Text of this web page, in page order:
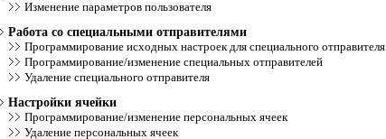
Изменение параметров пользователя
Работа со специальными отправителями
Программирование исходных настроек для специального отправителя
Программирование/изменение специальных отправителей
Удаление специального отправителя
Настройки ячейки
Программирование/изменение персональных ячеек
Удаление персональных ячеек